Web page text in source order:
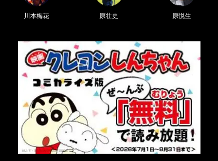
川本梅花 原壮史 原悦生